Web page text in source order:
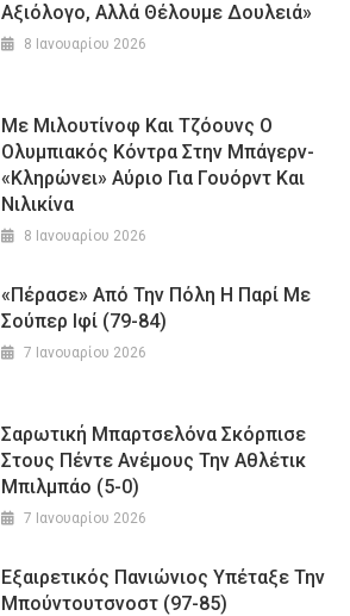
Αξιόλογο, Αλλά Θέλουμε Δουλειά»
8 Ιανουαρίου 2026
Με Μιλουτίνοφ Και Τζόουνς Ο
Ολυμπιακός Κόντρα Στην Μπάγερν-
«Κληρώνει» Αύριο Για Γουόρντ Και
Νιλικίνα
8 Ιανουαρίου 2026
«Πέρασε» Από Την Πόλη Η Παρί Με
Σούπερ Ιφί (79-84)
7 Ιανουαρίου 2026
Σαρωτική Μπαρτσελόνα Σκόρπισε
Στους Πέντε Ανέμους Την Αθλέτικ
Μπιλμπάο (5-0)
7 Ιανουαρίου 2026
Εξαιρετικός Πανιώνιος Υπέταξε Την
Μπούντουτσνοστ (97-85)